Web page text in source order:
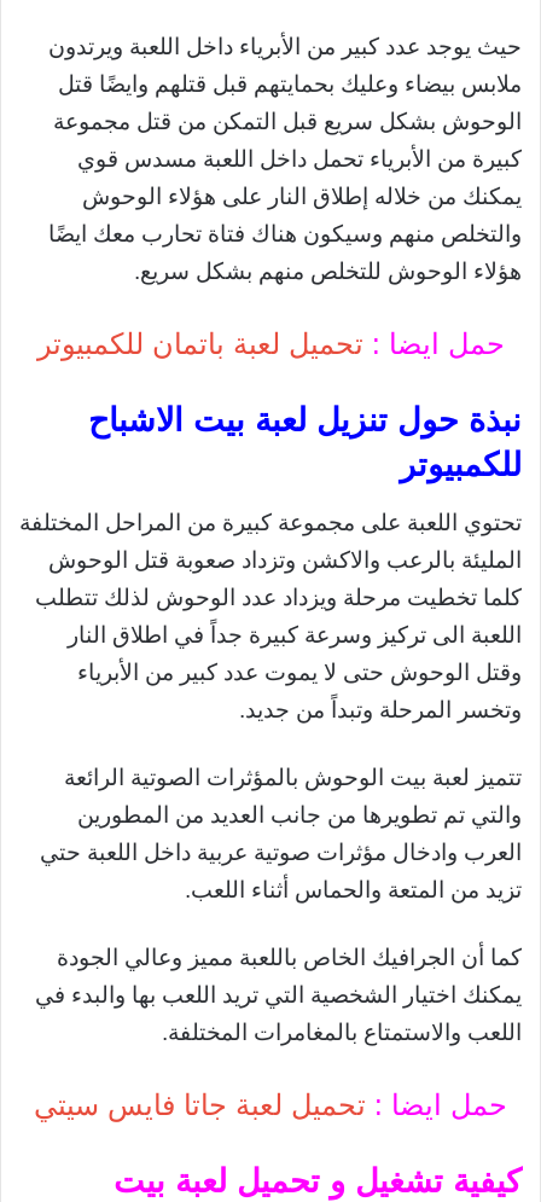
حيث يوجد عدد كبير من الأبرياء داخل اللعبة ويرتدون
ملابس بيضاء وعليك بحمايتهم قبل قتلهم وايضًا قتل
الوحوش بشكل سريع قبل التمكن من قتل مجموعة
كبيرة من الأبرياء تحمل داخل اللعبة مسدس قوي
يمكنك من خلاله إطلاق النار على هؤلاء الوحوش
والتخلص منهم وسيكون هناك فتاة تحارب معك ايضًا
هؤلاء الوحوش للتخلص منهم بشكل سريع.
حمل ايضا : تحميل لعبة باتمان للكمبيوتر
نبذة حول تنزيل لعبة بيت الاشباح
للكمبيوتر
تحتوي اللعبة على مجموعة كبيرة من المراحل المختلفة
المليئة بالرعب والاكشن وتزداد صعوبة قتل الوحوش
كلما تخطيت مرحلة ويزداد عدد الوحوش لذلك تتطلب
اللعبة الى تركيز وسرعة كبيرة جداً في اطلاق النار
وقتل الوحوش حتى لا يموت عدد كبير من الأبرياء
وتخسر المرحلة وتبداً من جديد.
تتميز لعبة بيت الوحوش بالمؤثرات الصوتية الرائعة
والتي تم تطويرها من جانب العديد من المطورين
العرب وادخال مؤثرات صوتية عربية داخل اللعبة حتي
تزيد من المتعة والحماس أثناء اللعب.
كما أن الجرافيك الخاص باللعبة مميز وعالي الجودة
يمكنك اختيار الشخصية التي تريد اللعب بها والبدء في
اللعب والاستمتاع بالمغامرات المختلفة.
حمل ايضا : تحميل لعبة جاتا فايس سيتي
كيفية تشغيل و تحميل لعبة بيت